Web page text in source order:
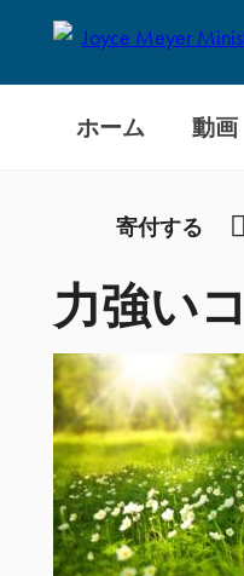
ホーム 動画
寄付する
力強い